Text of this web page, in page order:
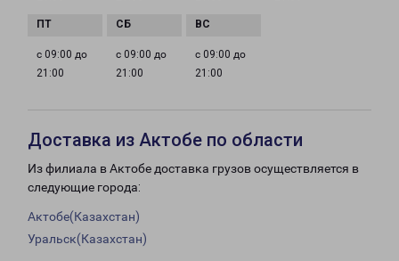
с 09:00 до
21:00
с 09:00 до
21:00
с 09:00 до
21:00
Доставка из Актобе по области
Из филиала в Актобе доставка грузов осуществляется в
следующие города:
Актобе(Казахстан)
Уральск(Казахстан)